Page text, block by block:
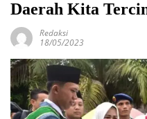
Daerah Kita
Redaksi
18/05/2023